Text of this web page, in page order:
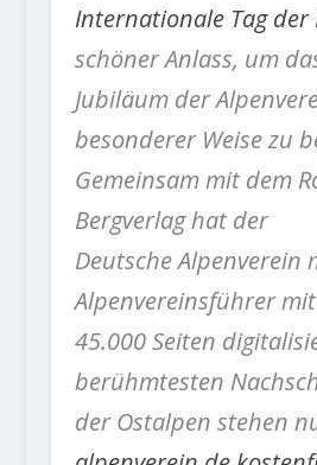
Internationale Tag der
schöner Anlass, um
Jubiläum der
besonderer Weise zu
Gemeinsam mit dem
Bergverlag hat der
Deutsche Alpenverein
Alpenvereinsführer
45.000 Seiten
berühmtesten
der Ostalpen stehen